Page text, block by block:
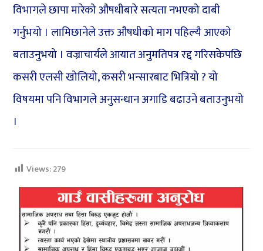
विभागले छापा मारेको औषधीबारे सत्यता नभएको दाबी
गर्नुभयो । लामिछानेले उक्त औषधीको माग पहिल्यै आएको
बताउनुभयो । वज्राचार्यले आयात अनुमतिपत्र रद्द गरिसकेपछि
कसरी एलसी खोलियो, कसरी भन्सारबाट भित्रियो ? यो
विषयमा पनि विभागले अनुसन्धान अगाडि बढाउने बताउनुभयो
।
Views:279